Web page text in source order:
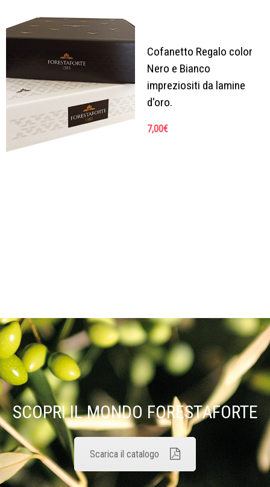
Cofanetto Regalo color
Nero e Bianco
impreziositi da lamine
d'oro.
7,00€
SCOPRI IL MONDO FORESTAFORTE
Scarica il catalogo